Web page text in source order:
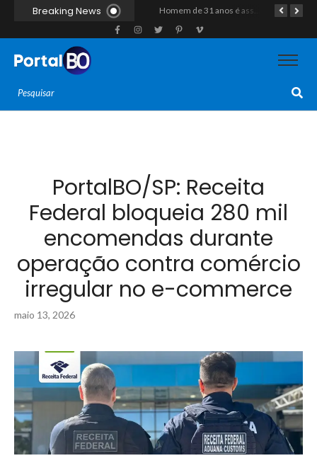
Breaking News Duplo homicídio com características de execução choca a região do Vale do Açu; primos são mortos a tiros às margens da RN-118 em Itajá
PortalBO/SP: Receita
Federal bloqueia 280 mil
encomendas durante
operação contra comércio
irregular no e-commerce
maio 13, 2026